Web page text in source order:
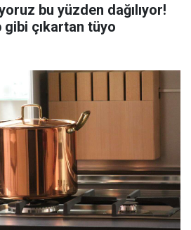
bu yüzden dağılıyor!
gibi çıkartan tüyo